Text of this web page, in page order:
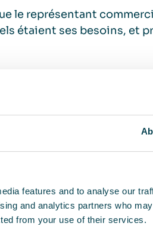
features and to analyse our
and analytics partners who
from your use of their services.
le représentant
étaient ses besoins, et
ce qui nous a
si nécessaire »,
avons pu continuer à
en mesure de respecter
en étroite
et de classification
certaines instructions de